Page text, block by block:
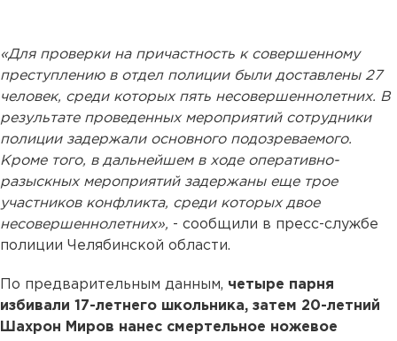
«Для проверки на причастность к совершенному
преступлению в отдел полиции были доставлены 27
человек, среди которых пять несовершеннолетних. В
результате проведенных мероприятий сотрудники
полиции задержали основного подозреваемого.
Кроме того, в дальнейшем в ходе оперативно-
разыскных мероприятий задержаны еще трое
участников конфликта, среди которых двое
несовершеннолетних», - сообщили в пресс-службе
полиции Челябинской области.
По предварительным данным, четыре парня
избивали 17-летнего школьника, затем 20-летний
Шахрон Миров нанес смертельное ножевое